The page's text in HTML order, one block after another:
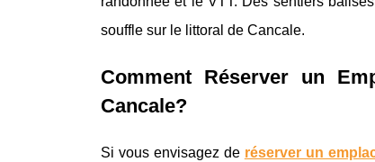
souffle sur le littoral de Cancale.
Comment Réserver un
Cancale?
Si vous envisagez de réserver un